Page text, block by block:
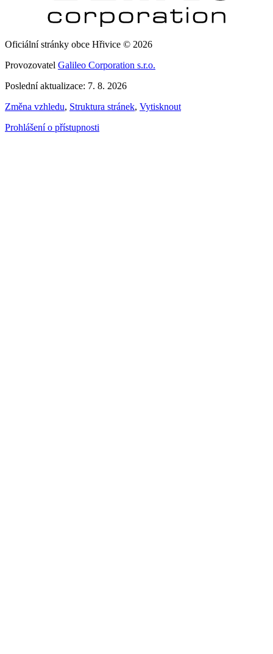
Oficiální stránky obce Hřivice © 2026
Provozovatel Galileo Corporation s.r.o.
Poslední aktualizace: 7. 8. 2026
Změna vzhledu, Struktura stránek, Vytisknout
Prohlášení o přístupnosti